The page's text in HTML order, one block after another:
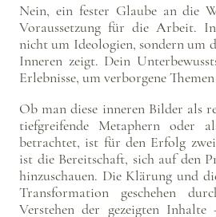
Nein, ein fester Glaube an die
Voraussetzung für die Arbeit.
nicht um Ideologien, sondern um
Inneren zeigt. Dein
Erlebnisse, um verborgene
Ob man diese inneren Bilder als
tiefgreifende Metaphern oder
betrachtet, ist für den Erfolg
ist die Bereitschaft, sich auf den
hinzuschauen. Die Klärung und
Transformation geschehen
Verstehen der gezeigten Inhalte